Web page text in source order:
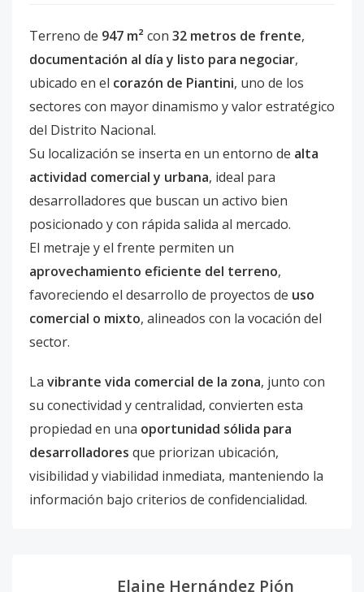
Terreno de 947 m²con 32 metros de frente,
documentación al día y listo para negociar,
ubicado en el corazón de Piantini, uno de los
sectores con mayor dinamismo y valor estratégico
del Distrito Nacional.
Su localización se inserta en un entorno de alta
actividad comercial y urbana, ideal para
desarrolladores que buscan un activo bien
posicionado y con rápida salida al mercado.
El metraje y el frente permiten un
aprovechamiento eficiente del terreno,
favoreciendo el desarrollo de proyectos de uso
comercial o mixto, alineados con la vocación del
sector.
La vibrante vida comercial de la zona, junto con
su conectividad y centralidad, convierten esta
propiedad en una oportunidad sólida para
desarrolladores que priorizan ubicación,
visibilidad y viabilidad inmediata, manteniendo la
información bajo criterios de confidencialidad.
Elaine Hernández Pión